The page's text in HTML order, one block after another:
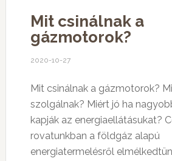
Mit csinálnak a
gázmotorok?
2020-10-27
Mit csinálnak a gázmotorok?
szolgálnak? Miért jó ha
kapják az energiaellátásukat?
rovatunkban a földgáz alapú
energiatermelésről